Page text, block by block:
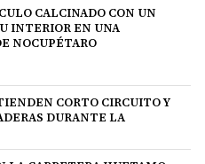
CALCINADO CON UN
INTERIOR EN UNA
NOCUPÉTARO
CORTO CIRCUITO Y
DURANTE LA